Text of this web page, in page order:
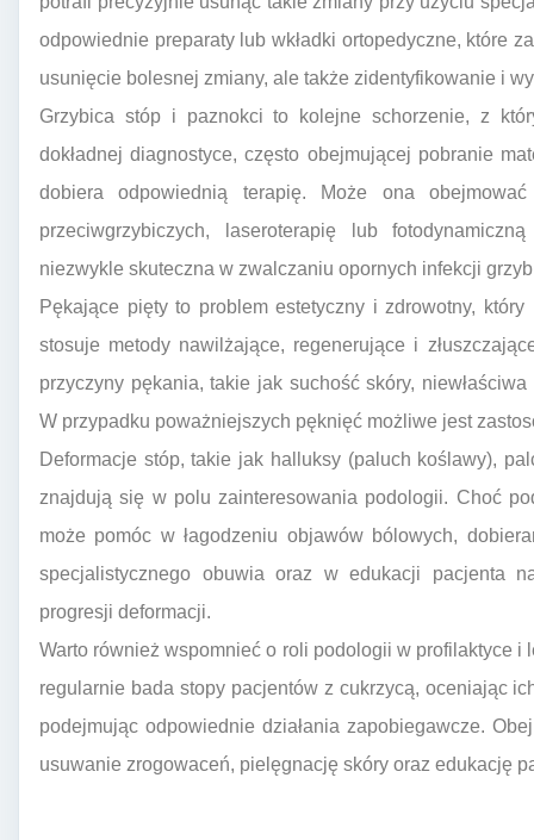
odpowiednie preparaty lub wkładki ortopedyczne, które
usunięcie bolesnej zmiany, ale także zidentyfikowanie i
Grzybica stóp i paznokci to kolejne schorzenie, z
dokładnej diagnostyce, często obejmującej pobranie
dobiera odpowiednią terapię. Może ona obejmować
przeciwgrzybiczych, laseroterapię lub
niezwykle skuteczna w zwalczaniu opornych infekcji
Pękające pięty to problem estetyczny i zdrowotny,
stosuje metody nawilżające, regenerujące i
przyczyny pękania, takie jak suchość skóry,
W przypadku poważniejszych pęknięć możliwe jest
Deformacje stóp, takie jak halluksy (paluch koślawy),
znajdują się w polu zainteresowania podologii. Choć
może pomóc w łagodzeniu objawów bólowych,
specjalistycznego obuwia oraz w edukacji pacjenta
progresji deformacji.
Warto również wspomnieć o roli podologii w profilaktyce i
regularnie bada stopy pacjentów z cukrzycą, oceniając
podejmując odpowiednie działania zapobiegawcze.
usuwanie zrogowaceń, pielęgnację skóry oraz edukację